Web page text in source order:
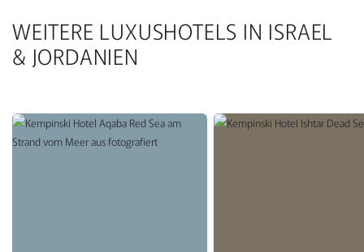
WEITERE LUXUSHOTELS IN ISRAEL
& JORDANIEN